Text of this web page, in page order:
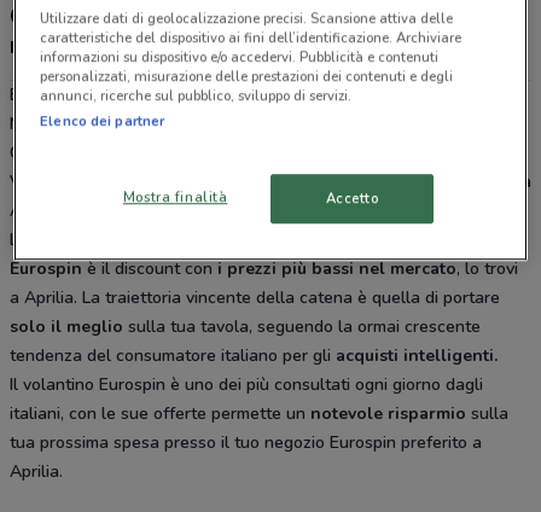
Gli sconti del nuovo volantino Eurospin e i
negozi
Eurospin è presente in vari punti della città: lo trovi in Via
Nettunense Km 21 100 Aprilia, Via Mascagni S.N.C. Aprilia, Via
Carroceto 193 Aprilia, Via Rieti 13 Ardea, Via Del Cinema 26 Anzio,
Via Napoli Snc Genzano, Via Appia Nord 109 Cisterna Di Latina, Via
Appia Sud 64 Velletri. Tutti i negozi sono aperti tutti i giorni dal
Lunedì alla Sabato e offrono i migliori prodotti per la tua spesa.
Eurospinè il discount coni prezzi più bassi nel mercato, lo trovi
a Aprilia. La traiettoria vincente della catena è quella di portare
solo il meglio sulla tua tavola, seguendo la ormai crescente
tendenza del consumatore italiano per gli acquisti intelligenti.
Il volantino Eurospin è uno dei più consultati ogni giorno dagli
italiani, con le sue offerte permette un notevole risparmio sulla
tua prossima spesa presso il tuo negozio Eurospin preferito a
Aprilia.
Utilizzare dati di geolocalizzazione precisi. Scansione attiva delle
caratteristiche del dispositivo ai fini dell’identificazione. Archiviare
informazioni su dispositivo e/o accedervi. Pubblicità e contenuti
personalizzati, misurazione delle prestazioni dei contenuti e degli
annunci, ricerche sul pubblico, sviluppo di servizi.
Elenco dei partner
Mostra finalità Accetto